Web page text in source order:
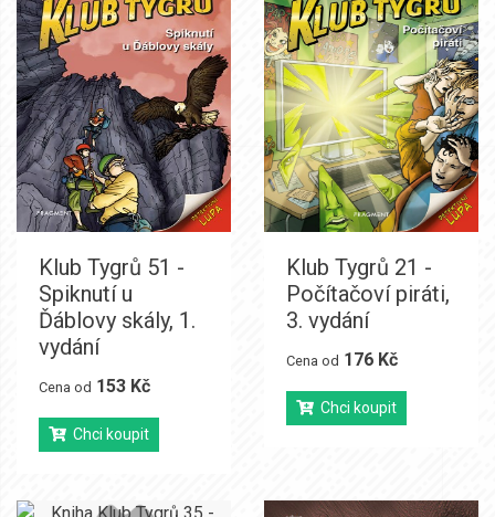
Klub Tygrů 51 -
Spiknutí u
Ďáblovy skály, 1.
vydání
Cena od 153 Kč
Chci koupit
Klub Tygrů 21 -
Počítačoví piráti,
3. vydání
Cena od 176 Kč
Chci koupit